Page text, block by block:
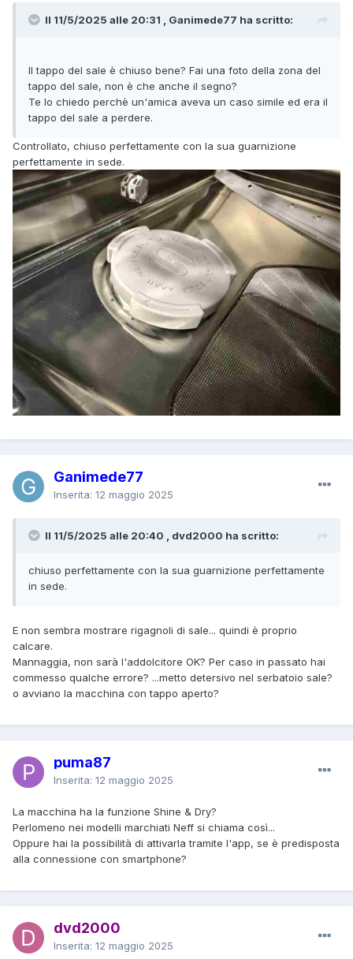
Il 11/5/2025 alle 20:31 , Ganimede77 ha scritto:
Il tappo del sale è chiuso bene? Fai una foto della zona del
tappo del sale, non è che anche il segno?
Te lo chiedo perchè un'amica aveva un caso simile ed era il
tappo del sale a perdere.
Controllato, chiuso perfettamente con la sua guarnizione
perfettamente in sede.
Ganimede77
Inserita: 12 maggio 2025
Il 11/5/2025 alle 20:40 , dvd2000 ha scritto:
chiuso perfettamente con la sua guarnizione perfettamente
in sede.
E non sembra mostrare rigagnoli di sale... quindi è proprio
calcare.
Mannaggia, non sarà l'addolcitore OK? Per caso in passato hai
commesso qualche errore? ...metto detersivo nel serbatoio sale?
o avviano la macchina con tappo aperto?
puma87
Inserita: 12 maggio 2025
La macchina ha la funzione Shine & Dry?
Perlomeno nei modelli marchiati Neff si chiama così...
Oppure hai la possibilità di attivarla tramite l'app, se è predisposta
alla connessione con smartphone?
dvd2000
Inserita: 12 maggio 2025